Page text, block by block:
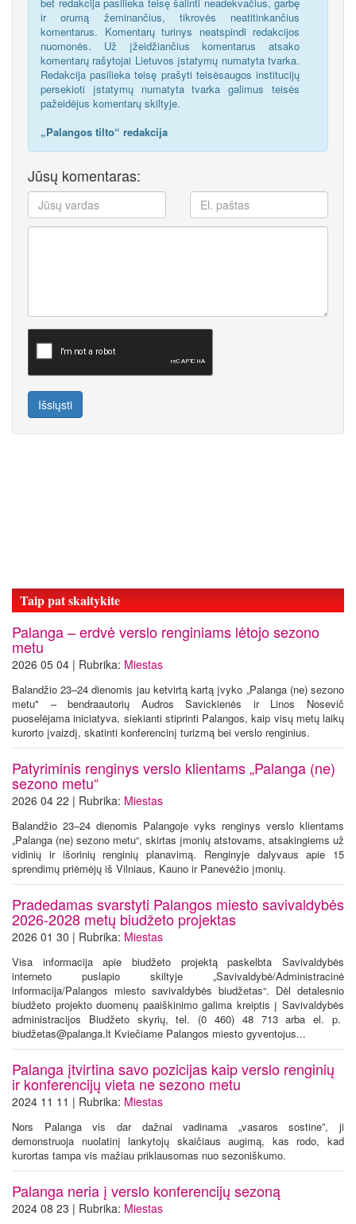
ir orumą žeminančius, tikrovės neatitinkančius
komentarus. Komentarų turinys neatspindi redakcijos
nuomonės. Už įžeidžiančius komentarus atsako
komentarų rašytojai Lietuvos įstatymų numatyta tvarka.
Redakcija pasilieka teisę prašyti teisėsaugos institucijų
persekioti įstatymų numatyta tvarka galimus teisės
pažeidėjus komentarų skiltyje.
„Palangos tilto“ redakcija
Jūsų komentaras:
Išsiųsti
Taip pat skaitykite
Palanga – erdvė verslo renginiams lėtojo sezono
metu
2026 05 04 | Rubrika: Miestas
Balandžio 23–24 dienomis jau ketvirtą kartą įvyko „Palanga (ne) sezono
metu" – bendraautorių Audros Savickienės ir Linos Nosevič
puoselėjama iniciatyva, siekianti stiprinti Palangos, kaip visų metų laikų
kurorto įvaizdį, skatinti konferencinį turizmą bei verslo renginius.
Patyriminis renginys verslo klientams „Palanga (ne)
sezono metu“
2026 04 22 | Rubrika: Miestas
Balandžio 23–24 dienomis Palangoje vyks renginys verslo klientams
„Palanga (ne) sezono metu“, skirtas įmonių atstovams, atsakingiems už
vidinių ir išorinių renginių planavimą. Renginyje dalyvaus apie 15
sprendimų priėmėjų iš Vilniaus, Kauno ir Panevėžio įmonių.
Pradedamas svarstyti Palangos miesto savivaldybės
2026-2028 metų biudžeto projektas
2026 01 30 | Rubrika: Miestas
Visa informacija apie biudžeto projektą paskelbta Savivaldybės
interneto puslapio skiltyje „Savivaldybė/Administracinė
informacija/Palangos miesto savivaldybės biudžetas“. Dėl detalesnio
biudžeto projekto duomenų paaiškinimo galima kreiptis į Savivaldybės
administracijos Biudžeto skyrių, tel. (0 460) 48 713 arba el. p.
biudžetas@palanga.lt Kviečiame Palangos miesto gyventojus...
Palanga įtvirtina savo pozicijas kaip verslo renginių
ir konferencijų vieta ne sezono metu
2024 11 11 | Rubrika: Miestas
Nors Palanga vis dar dažnai vadinama „vasaros sostine”, ji
demonstruoja nuolatinį lankytojų skaičiaus augimą, kas rodo, kad
kurortas tampa vis mažiau priklausomas nuo sezoniškumo.
Palanga neria į verslo konferencijų sezoną
2024 08 23 | Rubrika: Miestas